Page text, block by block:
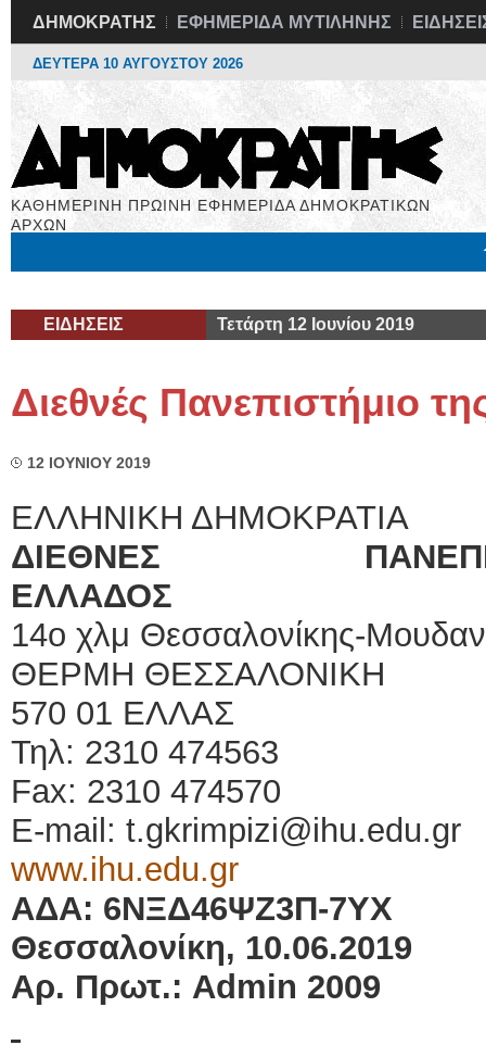
ΔΗΜΟΚΡΑΤΗΣ ΕΦΗΜΕΡΙΔΑ ΜΥΤΙΛΗΝΗΣ
ΔΕΥΤΕΡΑ 10 ΑΥΓΟΥΣΤΟΥ 2026
ΚΑΘΗΜΕΡΙΝΗ ΠΡΩΙΝΗ ΕΦΗΜΕΡΙΔΑ ΔΗΜΟΚΡΑΤΙΚΩΝ
ΑΡΧΩΝ
ΕΙΔΗΣΕΙΣ Τετάρτη 12 Ιουνίου 2019
Διεθνές Πανεπιστήμιο
12 ΙΟΥΝΙΟΥ 2019
ΕΛΛΗΝΙΚΗ ΔΗΜΟΚΡΑΤΙΑ
ΔΙΕΘΝΕΣ
ΕΛΛΑΔΟΣ
14ο χλμ Θεσσαλονίκης-
ΘΕΡΜΗ ΘΕΣΣΑΛΟΝΙΚΗ
570 01 ΕΛΛΑΣ
Τηλ: 2310 474563
Fax: 2310 474570
E-mail: t.gkrimpizi@ihu.edu.gr
www.ihu.edu.gr
ΑΔΑ: 6ΝΞΔ46ΨΖ3Π-7ΥΧ
Θεσσαλονίκη, 10.06.2019
Αρ. Πρωτ.: Admin 2009